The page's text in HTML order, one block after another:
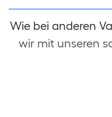
Wie bei anderen
wir mit unseren